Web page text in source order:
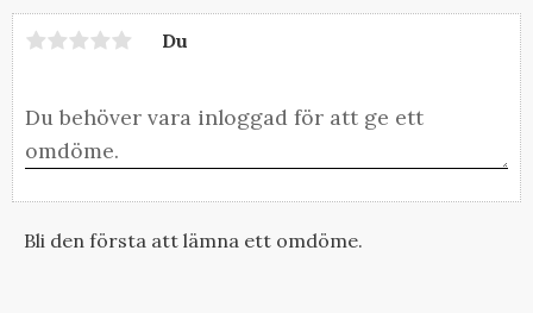
Du
Bli den första att lämna ett omdöme.